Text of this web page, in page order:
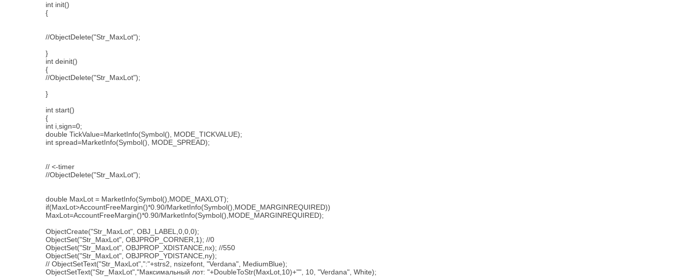
int init()
{
//ObjectDelete("Str_MaxLot");
}
int deinit()
{
//ObjectDelete("Str_MaxLot");
}
int start()
{
int i,sign=0;
double TickValue=MarketInfo(Symbol(), MODE_TICKVALUE);
int spread=MarketInfo(Symbol(), MODE_SPREAD);
// <-timer
//ObjectDelete("Str_MaxLot");
double MaxLot = MarketInfo(Symbol(),MODE_MAXLOT);
if(MaxLot>AccountFreeMargin()*0.90/MarketInfo(Symbol(),MODE_MARGINREQUIRED))
MaxLot=AccountFreeMargin()*0.90/MarketInfo(Symbol(),MODE_MARGINREQUIRED);
ObjectCreate("Str_MaxLot", OBJ_LABEL,0,0,0);
ObjectSet("Str_MaxLot", OBJPROP_CORNER,1); //0
ObjectSet("Str_MaxLot", OBJPROP_XDISTANCE,nx); //550
ObjectSet("Str_MaxLot", OBJPROP_YDISTANCE,ny);
// ObjectSetText("Str_MaxLot",":"+strs2, nsizefont, "Verdana", MediumBlue);
ObjectSetText("Str_MaxLot","Максимальный лот: "+DoubleToStr(MaxLot,10)+"", 10, "Verdana", White);